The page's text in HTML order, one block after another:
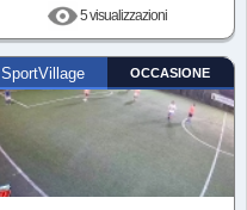
5 visualizzazioni
SportVillage OCCASIONE